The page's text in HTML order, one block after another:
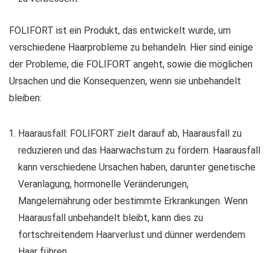
FOLIFORT ist ein Produkt, das entwickelt wurde, um
verschiedene Haarprobleme zu behandeln. Hier sind einige
der Probleme, die FOLIFORT angeht, sowie die möglichen
Ursachen und die Konsequenzen, wenn sie unbehandelt
bleiben:
Haarausfall: FOLIFORT zielt darauf ab, Haarausfall zu
reduzieren und das Haarwachstum zu fördern. Haarausfall
kann verschiedene Ursachen haben, darunter genetische
Veranlagung, hormonelle Veränderungen,
Mangelernährung oder bestimmte Erkrankungen. Wenn
Haarausfall unbehandelt bleibt, kann dies zu
fortschreitendem Haarverlust und dünner werdendem